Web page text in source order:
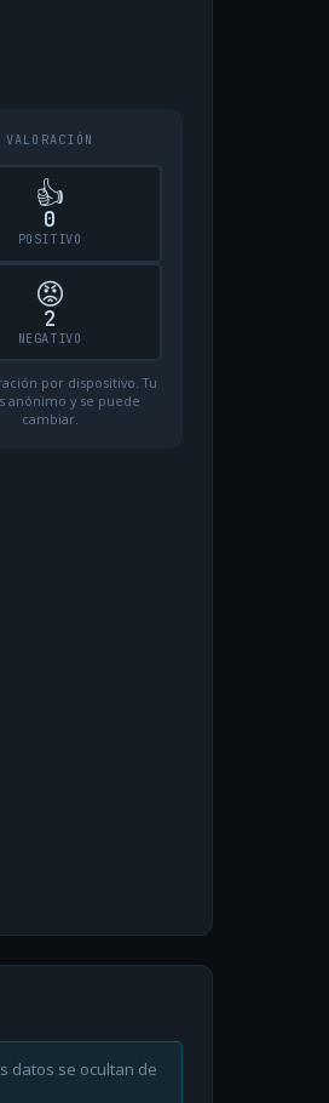
VALORACIÓN
👍
0
POSITIVO
😡
2
NEGATIVO
por dispositivo. Tu
anónimo y se puede
cambiar.
datos se ocultan de